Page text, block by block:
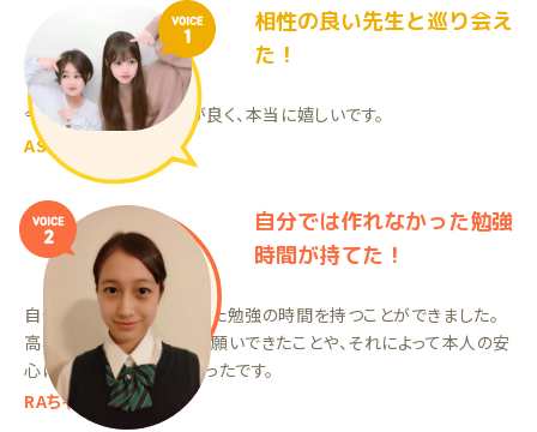
VOICE
1
相性の良い先生と巡り会え
た！
今の先生ととても相性が良く、本当に嬉しいです。
ASちゃん（中2）
VOICE
2
自分では作れなかった勉強
時間が持てた！
自分一人では作れなかった勉強の時間を持つことができました。
高校受験の前に対策をお願いできたことや、それによって本人の安
心に繋がったことが良かったです。
RAちゃん（中3）